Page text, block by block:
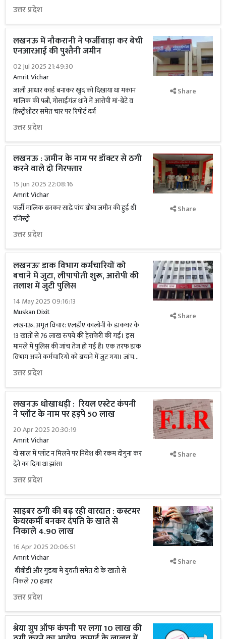
उत्तर प्रदेश
लखनऊ में नौकरानी ने फर्जीवाड़ा कर बेची
एनआरआई की पुश्तैनी जमीन
02 Jul 2025 21:49:30
Amrit Vichar
जाली आधार कार्ड बनाकर खुद को दिखाया था मकान
मालिक की पत्नी, गोसाईंगंज थाने में आरोपी मां-बेटे व
हिस्ट्रीशीटर समेत चार पर रिपोर्ट दर्ज
उत्तर प्रदेश
Share
लखनऊ : जमीन के नाम पर डॉक्टर से ठगी
करने वाले दो गिरफ्तार
15 Jun 2025 22:08:16
Amrit Vichar
फर्जी मालिक बनकर साढ़े पांच बीघा जमीन की हुई थी
रजिस्ट्री
उत्तर प्रदेश
Share
लखनऊः डाक विभाग कर्मचारियों को
बचाने में जुटा, लीपापोती शुरू, आरोपी की
तलाश में जुटी पुलिस
14 May 2025 09:16:13
Muskan Dixit
लखनऊ, अमृत विचार: एलडीए कालोनी के डाकघर के
13 खातों से 76 लाख रुपये की हेराफेरी की गई। इस
मामले में पुलिस की जांच तेज हो गई है। एक तरफ डाक
विभाग अपने कर्मचारियों को बचाने में जुट गया। जांच...
उत्तर प्रदेश
Share
लखनऊ धोखाधड़ी : रियल एस्टेट कंपनी
ने प्लॉट के नाम पर हड़पे 50 लाख
20 Apr 2025 20:30:19
Amrit Vichar
दो साल में प्लॉट न मिलने पर निवेश की रकम दोगुना कर
देने का दिया था झांसा
उत्तर प्रदेश
Share
साइबर ठगी की बढ़ रही वारदात : कस्टमर
केयरकर्मी बनकर दंपति के खाते से
निकाले 4.90 लाख
16 Apr 2025 20:06:51
Amrit Vichar
बीबीडी और गुडंबा में युवती समेत दो के खातों से
निकले 70 हजार
उत्तर प्रदेश
Share
श्रेया ग्रुप ऑफ कंपनी पर लगा 10 लाख की